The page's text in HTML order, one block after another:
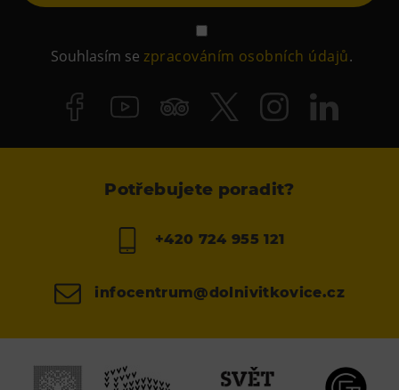
Souhlasím sezpracováním osobních údajů.
Potřebujete poradit?
+420 724 955 121
infocentrum@dolnivitkovice.cz